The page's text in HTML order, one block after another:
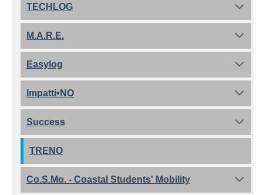
TECHLOG
M.A.R.E.
Easylog
Impatti•NO
Success
TRENO
Co.S.Mo. - Coastal Students' Mobility